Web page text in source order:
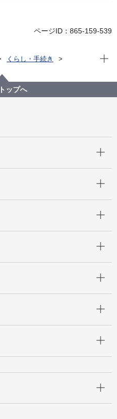
ページID：865-159-539
くらし・手続き
区 建築協定一覧
定
現在
ップへ